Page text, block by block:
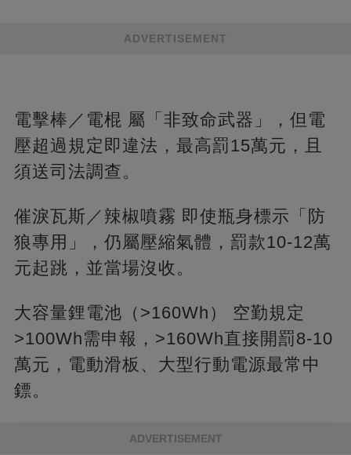
ADVERTISEMENT
電擊棒／電棍 屬「非致命武器」，但電
壓超過規定即違法，最高罰15萬元，且
須送司法調查。
催淚瓦斯／辣椒噴霧 即使瓶身標示「防
狼專用」，仍屬壓縮氣體，罰款10-12萬
元起跳，並當場沒收。
大容量鋰電池（>160Wh） 空勤規定
>100Wh需申報，>160Wh直接開罰8-10
萬元，電動滑板、大型行動電源最常中
鏢。
ADVERTISEMENT